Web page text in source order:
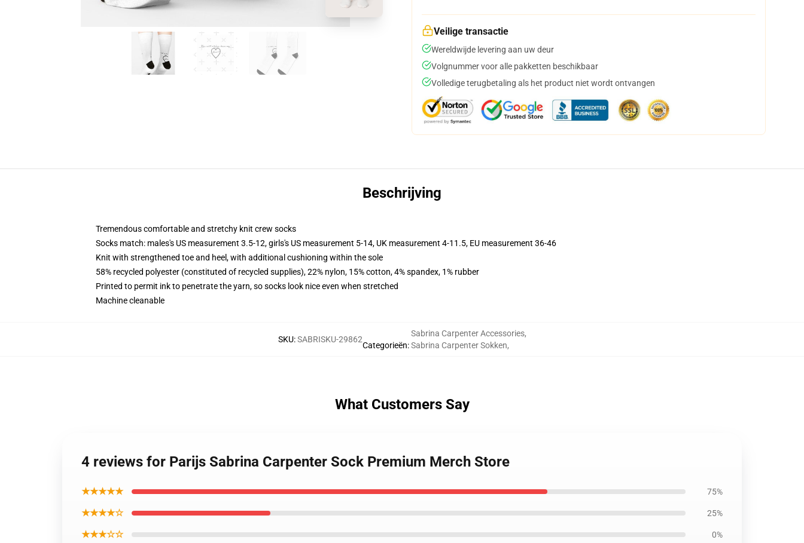
Veilige transactie
Wereldwijde levering aan uw deur
Volgnummer voor alle pakketten beschikbaar
Volledige terugbetaling als het product niet wordt ontvangen
Beschrijving
Tremendous comfortable and stretchy knit crew socks
Socks match: males's US measurement 3.5-12, girls's US measurement 5-14, UK measurement 4-11.5, EU measurement 36-46
Knit with strengthened toe and heel, with additional cushioning within the sole
58% recycled polyester (constituted of recycled supplies), 22% nylon, 15% cotton, 4% spandex, 1% rubber
Printed to permit ink to penetrate the yarn, so socks look nice even when stretched
Machine cleanable
SKU:SABRISKU-29862
Categorieën:
Sabrina Carpenter Accessories,
Sabrina Carpenter Sokken,
What Customers Say
4 reviews for Parijs Sabrina Carpenter Sock Premium Merch Store
★★★★★ 75%
★★★★☆ 25%
★★★☆☆ 0%